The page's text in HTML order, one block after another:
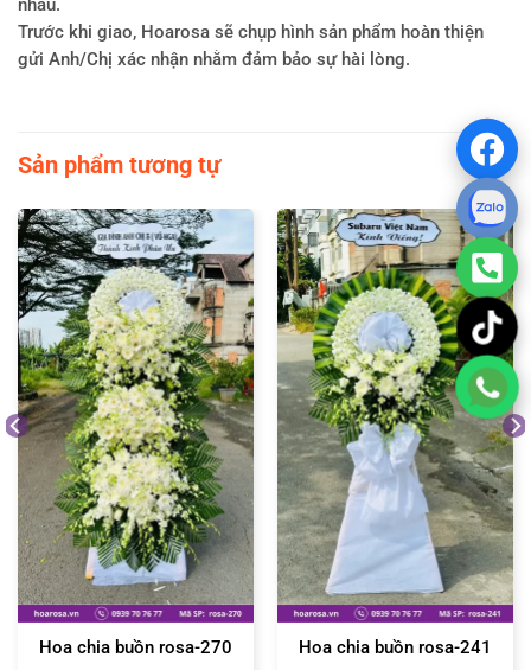
nhau.
Trước khi giao, Hoarosa sẽ chụp hình sản phẩm hoàn thiện
gửi Anh/Chị xác nhận nhằm đảm bảo sự hài lòng.
Sản phẩm tương tự
Hoa chia buồn rosa-270 Hoa chia buồn rosa-241